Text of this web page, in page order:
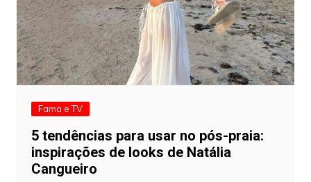
Fama e TV
5 tendências para usar no pós-praia:
inspirações de looks de Natália
Cangueiro